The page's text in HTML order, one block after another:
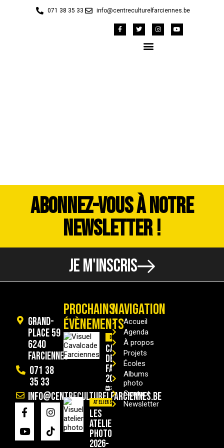
071 38 35 33 info@centreculturelfarciennes.be
ABONNEZ-VOUS À NOTRE
NEWSLETTER !
JE M'INSCRIS
Grand-
Place 59
6240
Farciennes
071 38
35 33
info@centreculturelfarciennes.be
PROCHAINS
ÉVÈNEMENTS
Divers
Cavalcade
de
Farciennes
2026
29/08/2026
Ateliers
Les
ateliers
photo
2026-
NAVIGATION
Accueil
Agenda
À propos
Projets
Écoles
Albums
photo
Contact
Newsletter